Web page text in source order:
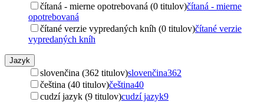
čítaná - mierne opotrebovaná (0 titulov)čítaná - mierne
opotrebovaná
čítané verzie vypredaných kníh (0 titulov)čítané verzie
vypredaných kníh
Jazyk
slovenčina (362 titulov)slovenčina362
čeština (40 titulov)čeština40
cudzí jazyk (9 titulov)cudzí jazyk9